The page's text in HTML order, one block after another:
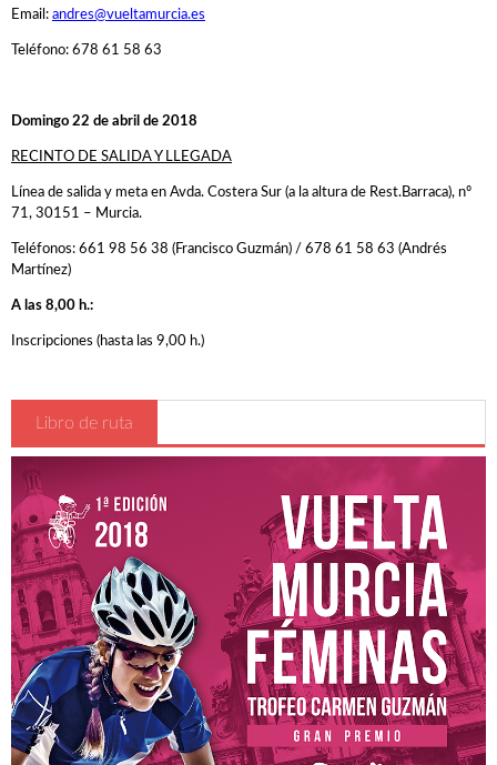
Recorrido
JUNIOR y ÉLITE-SUB23
Clasificaciones
MOVISTAR TEAM WOMEN
BIZKAYA DURANGO EUSKADI MURIAS
FRIGORIFICOS COSTA BRAVA
CATEMA CAT
RETELEC ATHENEA
NAFARROA ERMITAGAÑA
GLAS SMURFIT KAPPA
RIO MIERA MERUELO CANTABRIA
SOPELA WOMENS
Email: andres@vueltamurcia.es
Teléfono: 678 61 58 63
Domingo 22 de abril de 2018
RECINTO DE SALIDA Y LLEGADA
Línea de salida y meta en Avda. Costera Sur (a la altura de Rest.Barraca), nº
71, 30151 – Murcia.
Teléfonos: 661 98 56 38 (Francisco Guzmán) / 678 61 58 63 (Andrés
Martínez)
A las 8,00 h.:
Inscripciones (hasta las 9,00 h.)
Libro de ruta